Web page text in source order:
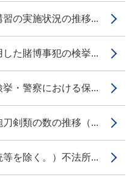
の実施状況の推移...
た賭博事犯の検挙...
・警察における保...
剣類の数の推移（...
を除く。）不法所...